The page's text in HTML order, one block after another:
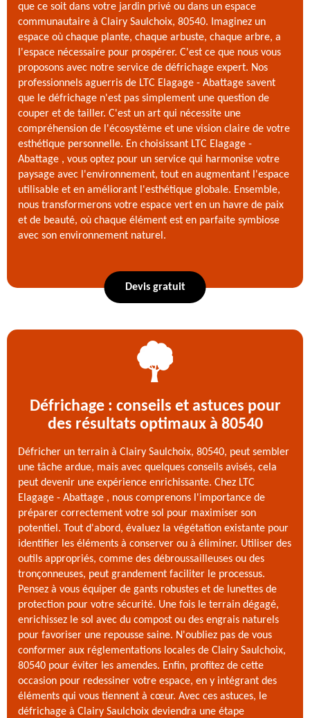
que ce soit dans votre jardin privé ou dans un espace
communautaire à Clairy Saulchoix, 80540. Imaginez un
espace où chaque plante, chaque arbuste, chaque arbre, a
l'espace nécessaire pour prospérer. C'est ce que nous vous
proposons avec notre service de défrichage expert. Nos
professionnels aguerris de LTC Elagage - Abattage savent
que le défrichage n'est pas simplement une question de
couper et de tailler. C'est un art qui nécessite une
compréhension de l'écosystème et une vision claire de votre
esthétique personnelle. En choisissant LTC Elagage -
Abattage , vous optez pour un service qui harmonise votre
paysage avec l'environnement, tout en augmentant l'espace
utilisable et en améliorant l'esthétique globale. Ensemble,
nous transformerons votre espace vert en un havre de paix
et de beauté, où chaque élément est en parfaite symbiose
avec son environnement naturel.
Devis gratuit
Défrichage : conseils et astuces pour
des résultats optimaux à 80540
Défricher un terrain à Clairy Saulchoix, 80540, peut sembler
une tâche ardue, mais avec quelques conseils avisés, cela
peut devenir une expérience enrichissante. Chez LTC
Elagage - Abattage , nous comprenons l'importance de
préparer correctement votre sol pour maximiser son
potentiel. Tout d'abord, évaluez la végétation existante pour
identifier les éléments à conserver ou à éliminer. Utiliser des
outils appropriés, comme des débroussailleuses ou des
tronçonneuses, peut grandement faciliter le processus.
Pensez à vous équiper de gants robustes et de lunettes de
protection pour votre sécurité. Une fois le terrain dégagé,
enrichissez le sol avec du compost ou des engrais naturels
pour favoriser une repousse saine. N'oubliez pas de vous
conformer aux réglementations locales de Clairy Saulchoix,
80540 pour éviter les amendes. Enfin, profitez de cette
occasion pour redessiner votre espace, en y intégrant des
éléments qui vous tiennent à cœur. Avec ces astuces, le
défrichage à Clairy Saulchoix deviendra une étape